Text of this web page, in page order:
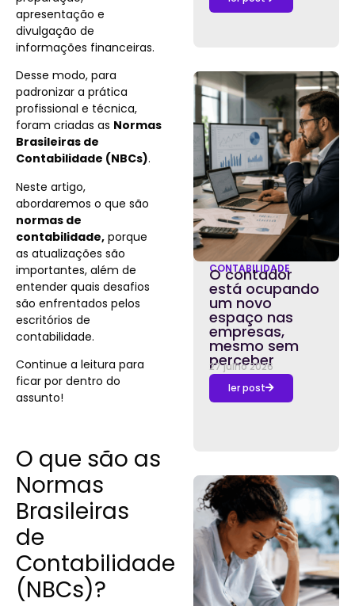
apresentação e
divulgação de
informações financeiras.
Desse modo, para
padronizar a prática
profissional e técnica,
foram criadas as Normas
Brasileiras de
Contabilidade (NBCs).
Neste artigo,
abordaremos o que são
normas de
contabilidade, porque
as atualizações são
importantes, além de
entender quais desafios
são enfrentados pelos
escritórios de
contabilidade.
Continue a leitura para
ficar por dentro do
assunto!
O que são as
Normas
Brasileiras
de
Contabilidade
(NBCs)?
CONTABILIDADE
O contador
está ocupando
um novo
espaço nas
empresas,
mesmo sem
perceber
27 julho 2026
ler post